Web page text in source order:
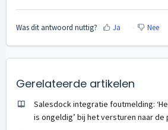
Was dit antwoord nuttig? Ja Nee
Gerelateerde artikelen
Salesdock integratie foutmelding:
is ongeldig’ bij het versturen naar